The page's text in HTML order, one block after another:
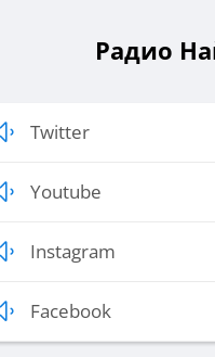
Радио
Twitter
Youtube
Instagram
Facebook